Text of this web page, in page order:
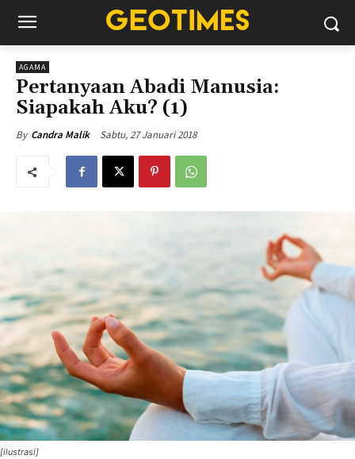
AGAMA
Pertanyaan Abadi Manusia:
Siapakah Aku? (1)
By Candra Malik Sabtu, 27 Januari 2018
[ilustrasi]